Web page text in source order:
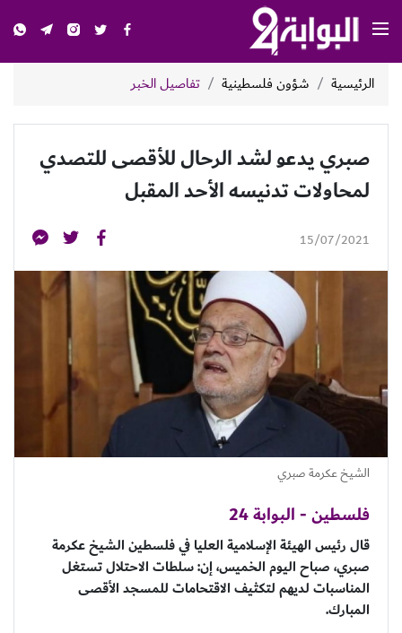
الرئيسية شؤون فلسطينية تفاصيل الخبر
صبري يدعو لشد الرحال للأقصى للتصدي
لمحاولات تدنيسه الأحد المقبل
15/07/2021
الشيخ عكرمة صبري
فلسطين - البوابة 24
قال رئيس الهيئة الإسلامية العليا في فلسطين الشيخ عكرمة
صبري، صباح اليوم الخميس، إن: سلطات الاحتلال تستغل
المناسبات لديهم لتكثيف الاقتحامات للمسجد الأقصى
المبارك.